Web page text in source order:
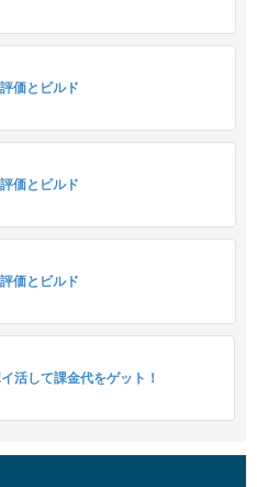
価とビルド
価とビルド
価とビルド
活して課金代をゲット！